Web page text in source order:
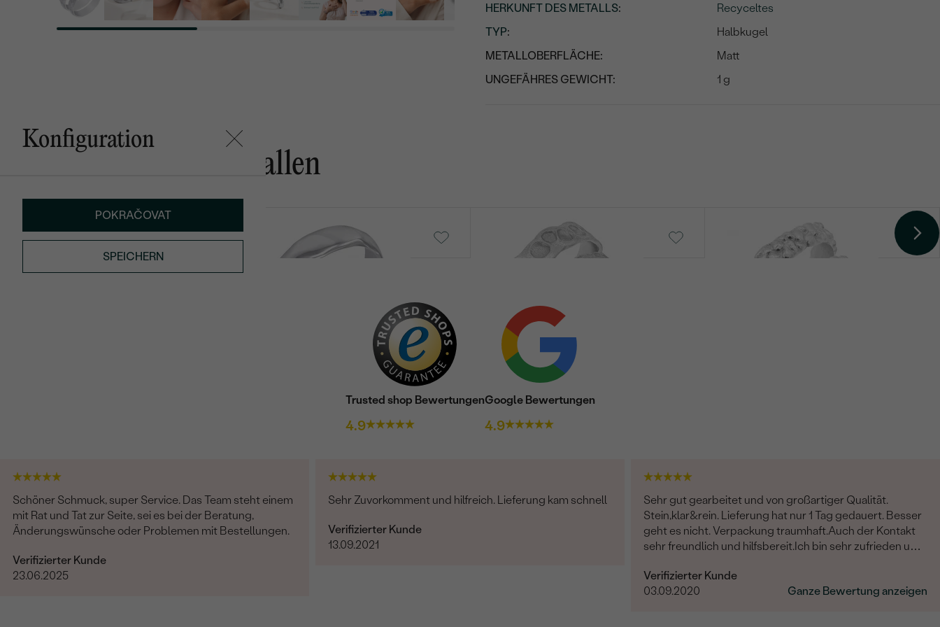
HERKUNFT DES METALLS:
Recyceltes
TYP:
Halbkugel
METALLOBERFLÄCHE:
Matt
UNGEFÄHRES GEWICHT:
1 g
Konfiguration
POKRAČOVAT
SPEICHERN
Das könnte Ihnen gefallen
von € 741 von € 1 240 von € 861 von € 912
Trusted shop Bewertungen
4.9
Google Bewertungen
4.9
Schöner Schmuck, super Service. Das Team steht einem
mit Rat und Tat zur Seite, sei es bei der Beratung,
Änderungswünsche oder Problemen mit Bestellungen.
Verifizierter Kunde
23.06.2025
Sehr Zuvorkomment und hilfreich. Lieferung kam schnell
Verifizierter Kunde
13.09.2021
Sehr gut gearbeitet und von großartiger Qualität.
Stein,klar&rein. Lieferung hat nur 1 Tag gedauert. Besser
geht es nicht. Verpackung traumhaft.Auch der Kontakt
sehr freundlich und hilfsbereit.Ich bin sehr zufrieden und
Verifizierter Kunde
03.09.2020
Ganze Bewertung anzeigen